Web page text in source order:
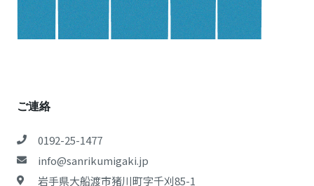
ご連絡
0192-25-1477
info@sanrikumigaki.jp
岩手県大船渡市猪川町字千刈85-1